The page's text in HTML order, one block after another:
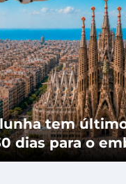
tem
dias para o